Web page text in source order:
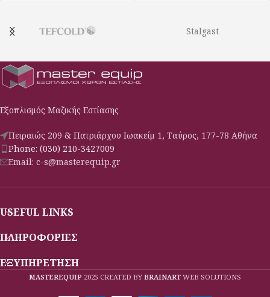
Stalgast
Εξοπλισμός Μαζικής Εστίασης
Πειραιώς 209 & Πατριάρχου Ιωακείμ 1, Ταύρος, 177-78 Αθήνα
Phone: (030) 210-3427009
Email: c-s@masterequip.gr
USEFUL LINKS
ΠΛΗΡΟΦΟΡΙΕΣ
ΕΞΥΠΗΡΕΤΗΣΗ
MASTEREQUIP 2025 CREATED BY BRAINART WEB SOLUTIONS